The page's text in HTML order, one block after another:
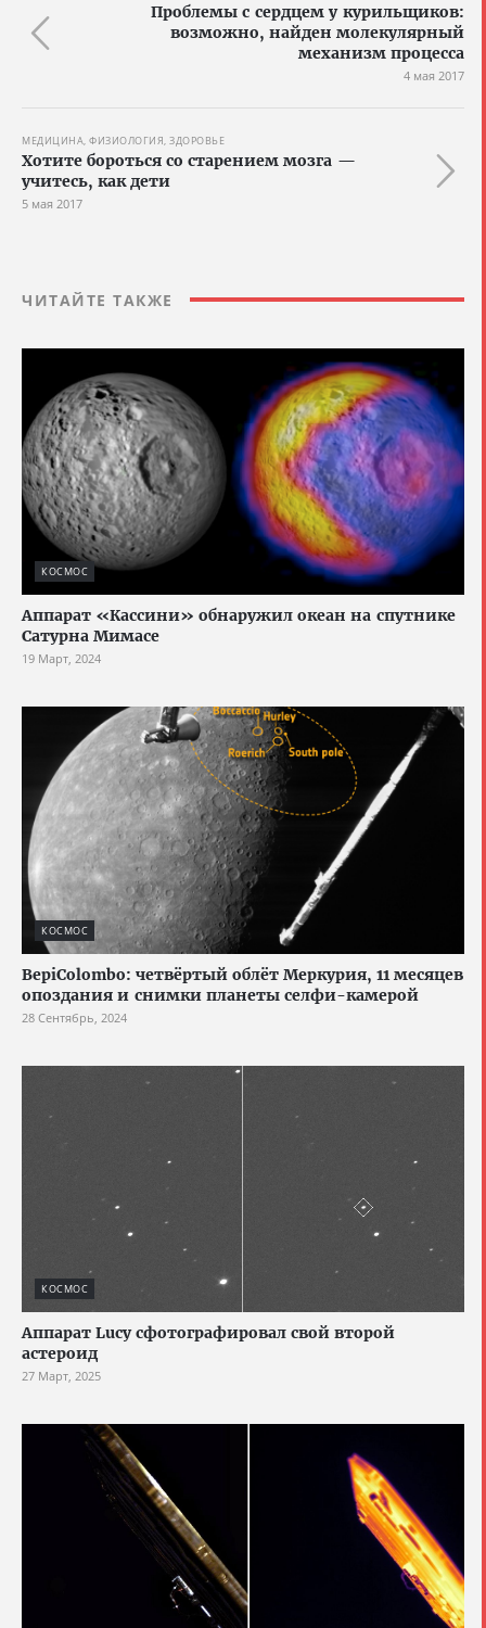
Проблемы с сердцем у курильщиков:
возможно, найден молекулярный
механизм процесса
4 мая 2017
МЕДИЦИНА, ФИЗИОЛОГИЯ, ЗДОРОВЬЕ
Хотите бороться со старением мозга —
учитесь, как дети
5 мая 2017
ЧИТАЙТЕ ТАКЖЕ
КОСМОС
Аппарат «Кассини» обнаружил океан на спутнике
Сатурна Мимасе
19 Март, 2024
КОСМОС
BepiColombo: четвёртый облёт Меркурия, 11 месяцев
опоздания и снимки планеты селфи-камерой
28 Сентябрь, 2024
КОСМОС
Аппарат Lucy сфотографировал свой второй
астероид
27 Март, 2025